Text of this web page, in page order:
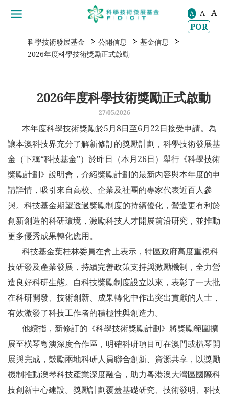
移動到内容區域 A A
A
POR
科學技術發展基金 > 公開信息 > 基金信息 >
2026年度科學技術獎勵正式啟動
2026年度科學技術獎勵正式啟動
27/05/2026
本年度科學技術獎勵於5月8日至6月22日接受申請。為
讓本澳科技界充分了解新修訂的獎勵計劃，科學技術發展基
金（下稱“科技基金”）於昨日（本月26日）舉行《科學技術
獎勵計劃》說明會，介紹獎勵計劃的最新內容與本年度的申
請詳情，吸引來自高校、企業及社團的專家代表近百人參
與。科技基金期望透過獎勵制度的持續優化，營造更有利於
創新創造的科研環境，激勵科技人才開展前沿研究，並推動
更多優秀成果轉化應用。
科技基金葉桂林委員在會上表示，特區政府高度重視科
技研發及產業發展，持續完善政策支持與激勵機制，全力營
造良好科研生態。自科技獎勵制度設立以來，表彰了一大批
在科研開發、技術創新、成果轉化中作出突出貢獻的人士，
有效激發了科技工作者的積極性與創造力。
他續指，新修訂的《科學技術獎勵計劃》將獎勵範圍擴
展至橫琴粵澳深度合作區，明確科研項目可在澳門或橫琴開
展與完成，鼓勵兩地科研人員聯合創新、資源共享，以獎勵
機制推動澳琴科技產業深度融合，助力粵港澳大灣區國際科
技創新中心建設。獎勵計劃覆蓋基礎研究、技術發明、科技